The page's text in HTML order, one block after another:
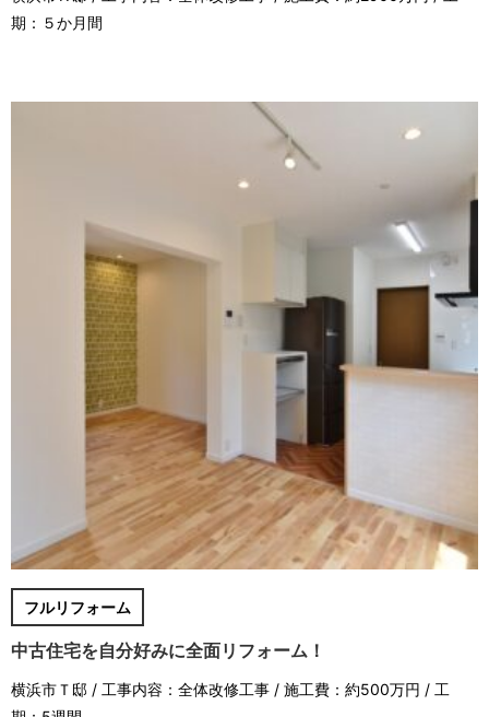
期：５か月間
フルリフォーム
中古住宅を自分好みに全面リフォーム！
横浜市Ｔ邸 / 工事内容：全体改修工事 / 施工費：約500万円 / 工